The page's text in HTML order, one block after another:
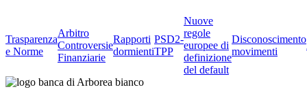
Trasparenza
e Norme
Arbitro
Controversie
Finanziarie
Rapporti
dormienti
PSD2-
TPP
Nuove
regole
europee di
definizione
del default
Disconoscimento
movimenti